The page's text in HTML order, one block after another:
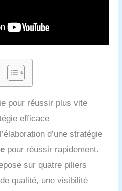
pour réussir plus vite
efficace
d’une stratégie
pour réussir rapidement.
sur quatre piliers
qualité, une visibilité